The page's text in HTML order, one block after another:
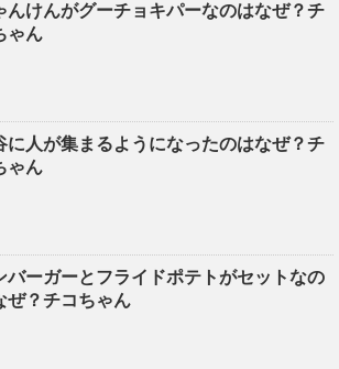
んけんがグーチョキパーなのはなぜ？チ
ゃん
に人が集まるようになったのはなぜ？チ
ゃん
バーガーとフライドポテトがセットなの
ぜ？チコちゃん